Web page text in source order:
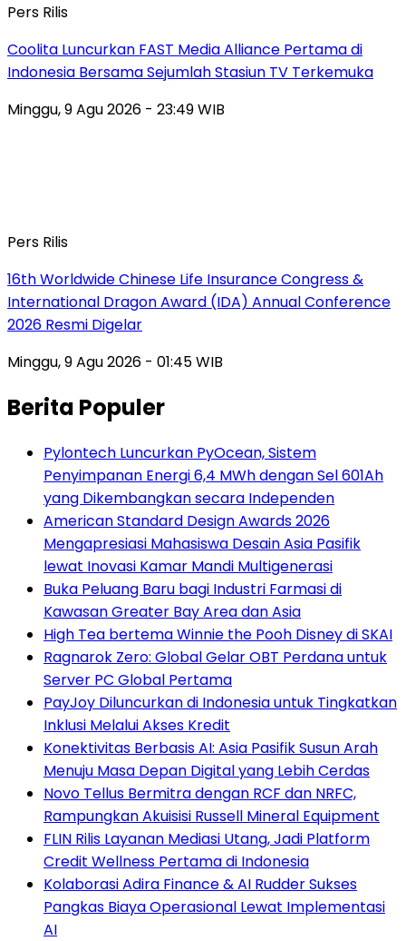
Pers Rilis
Coolita Luncurkan FAST Media Alliance Pertama di
Indonesia Bersama Sejumlah Stasiun TV Terkemuka
Minggu, 9 Agu 2026 - 23:49 WIB
Pers Rilis
16th Worldwide Chinese Life Insurance Congress &
International Dragon Award (IDA) Annual Conference
2026 Resmi Digelar
Minggu, 9 Agu 2026 - 01:45 WIB
Berita Populer
Pylontech Luncurkan PyOcean, Sistem
Penyimpanan Energi 6,4 MWh dengan Sel 601Ah
yang Dikembangkan secara Independen
American Standard Design Awards 2026
Mengapresiasi Mahasiswa Desain Asia Pasifik
lewat Inovasi Kamar Mandi Multigenerasi
Buka Peluang Baru bagi Industri Farmasi di
Kawasan Greater Bay Area dan Asia
High Tea bertema Winnie the Pooh Disney di SKAI
Ragnarok Zero: Global Gelar OBT Perdana untuk
Server PC Global Pertama
PayJoy Diluncurkan di Indonesia untuk Tingkatkan
Inklusi Melalui Akses Kredit
Konektivitas Berbasis AI: Asia Pasifik Susun Arah
Menuju Masa Depan Digital yang Lebih Cerdas
Novo Tellus Bermitra dengan RCF dan NRFC,
Rampungkan Akuisisi Russell Mineral Equipment
FLIN Rilis Layanan Mediasi Utang, Jadi Platform
Credit Wellness Pertama di Indonesia
Kolaborasi Adira Finance & AI Rudder Sukses
Pangkas Biaya Operasional Lewat Implementasi
AI